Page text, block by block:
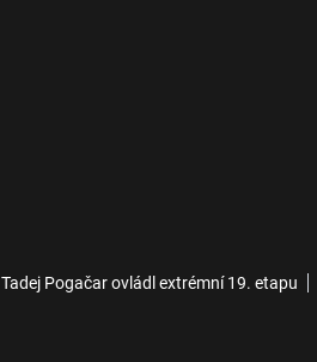
Tadej Pogačar ovládl extrémní 19. etapu